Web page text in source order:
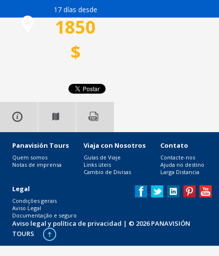
17 días desde
1850
$
Panavisión Tours
Quem somos
Notas de imprensa
Viaja con Nosotros
Guías de Viaje
Links úteis
Cambio de Divisas
Contato
Contacte-nos
Ajuda no destino
Larga Distancia
Legal
Condições gerais
Aviso Legal
Documentação e seguro
Aviso legal y política de privacidad | © 2026 PANAVISIÓN
TOURS